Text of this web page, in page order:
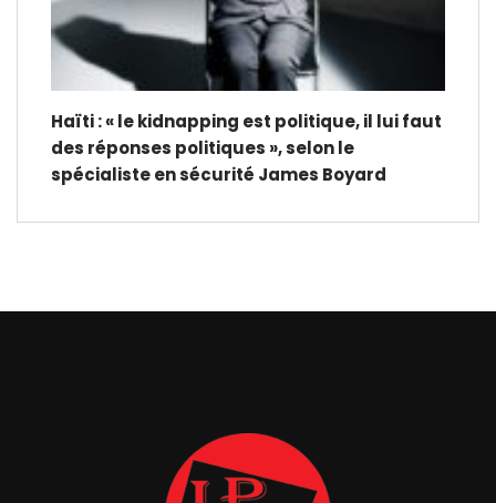
Haïti : « le kidnapping est politique, il lui faut
des réponses politiques », selon le
spécialiste en sécurité James Boyard